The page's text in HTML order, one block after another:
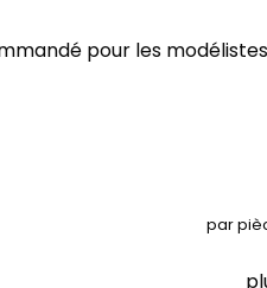
pour les
par